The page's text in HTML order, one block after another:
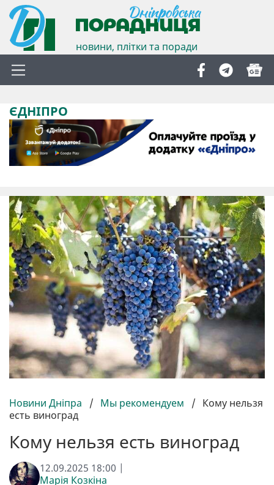
новини, плітки та поради
ЄДНІПРО
Новини Дніпра / Мы рекомендуем / Кому нельзя
есть виноград
Кому нельзя есть виноград
12.09.2025 18:00 |
Марія Козкіна